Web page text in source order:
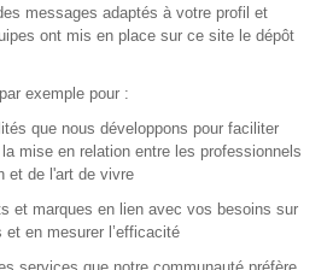
–Organisation SAFI
Recrutement
messages adaptés à votre profil et
ont mis en place sur ce site le dépôt
exemple pour :
que nous développons pour faciliter
mise en relation entre les professionnels
et de l'art de vivre
et marques en lien avec vos besoins sur
en mesurer l’efficacité
services que notre communauté préfère